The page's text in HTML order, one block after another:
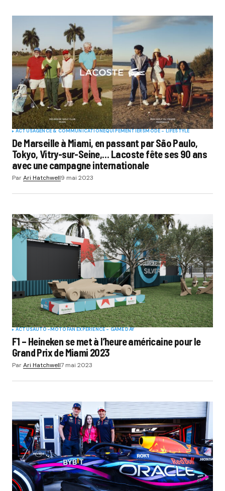
ACTUSAGENCE & COMMUNICATIONEQUIPEMENTIERSMODE - LIFESTYLE
De Marseille à Miami, en passant par São Paulo,
Tokyo, Vitry-sur-Seine,… Lacoste fête ses 90 ans
avec une campagne internationale
ParAri Hatchwell9 mai 2023
ACTUSAUTO-MOTO FAN EXPERIENCE - GAME DAY
F1 – Heineken se met à l’heure américaine pour le
Grand Prix de Miami 2023
ParAri Hatchwell7 mai 2023